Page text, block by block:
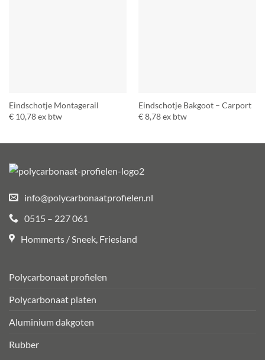
Eindschotje Montagerail
€10,78 ex btw
Eindschotje Bakgoot – Carport
€8,78 ex btw
info@polycarbonaatprofielen.nl
0515 – 227 061
Hommerts / Sneek, Friesland
Polycarbonaat profielen
Polycarbonaat platen
Aluminium dakgoten
Rubber